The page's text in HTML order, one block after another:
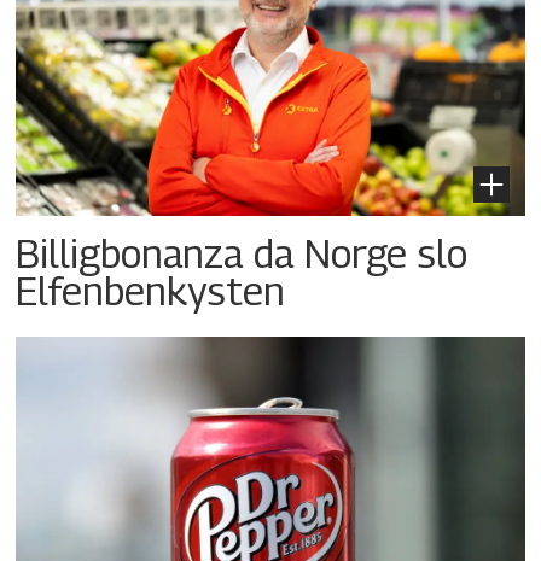
Billigbonanza da Norge slo
Elfenbenkysten